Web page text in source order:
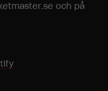
och på